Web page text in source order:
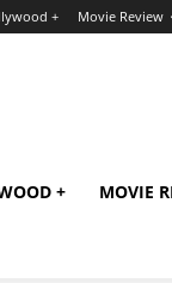
+ Movie Review
+ MOVIE